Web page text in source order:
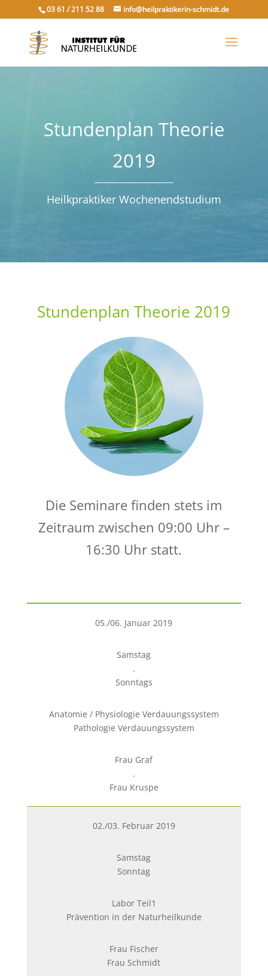
03 61 / 211 52 88 info@heilpraktikerin-schmidt.de
Stundenplan Theorie
2019
Heilkpraktiker Wochenendstudium
Stundenplan Theorie 2019
Die Seminare finden stets im
Zeitraum zwischen 09:00 Uhr –
16:30 Uhr statt.
05./06. Januar 2019
Samstag
.
Sonntags
Anatomie / Physiologie Verdauungssystem
Pathologie Verdauungssystem
Frau Graf
.
Frau Kruspe
02./03. Februar 2019
Samstag
Sonntag
Labor Teil1
Prävention in der Naturheilkunde
Frau Fischer
Frau Schmidt